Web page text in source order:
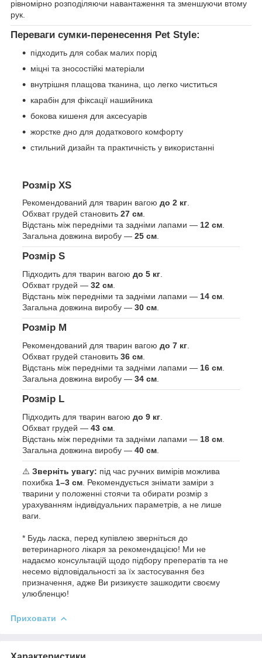
рівномірно розподіляючи навантаження та зменшуючи втому
рук.
Переваги сумки-перенесення Pet Style:
підходить для собак малих порід
міцні та зносостійкі матеріали
внутрішня плащова тканина, що легко чиститься
карабін для фіксації нашийника
бокова кишеня для аксесуарів
жорстке дно для додаткового комфорту
стильний дизайн та практичність у використанні
Розмір XS
Рекомендований для тварин вагою до 2 кг.
Обхват грудей становить 27 см.
Відстань між передніми та задніми лапами — 12 см.
Загальна довжина виробу — 25 см.
Розмір S
Підходить для тварин вагою до 5 кг
Обхват грудей — 32 см
Відстань між передніми та задніми лапами — 14 см
Загальна довжина виробу — 30 см
Розмір M
Рекомендований для тварин вагою до 7 кг
Обхват грудей становить 36 см
Відстань між передніми та задніми лапами — 16 см
Загальна довжина виробу — 34 см
Розмір L
Підходить для тварин вагою до 9 кг
Обхват грудей — 43 см
Відстань між передніми та задніми лапами — 18 см
Загальна довжина виробу — 40 см
⚠️ Зверніть увагу: під час ручних вимірів можлива
похибка 1–3 см . Рекомендується знімати заміри з
тварини у положенні стоячи та обирати розмір з
урахуванням індивідуальних параметрів, а не лише
ваги.
* Будь ласка, перед купівлею зверніться до
ветеринарного лікаря за рекомендацією! Ми не
надаємо консультацій щодо підбору преператів та не
несемо відповідальності за їх застосування без
призначення, адже Ви ризикуєте зашкодити своєму
улюбленцю!
Приховати